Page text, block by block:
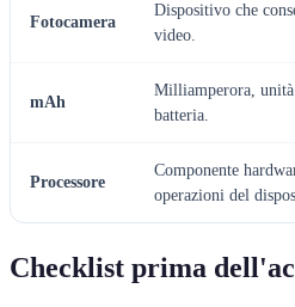
Fotocamera
Dispositivo che
video.
mAh
Milliamperora,
batteria.
Processore
Componente
operazioni del
Checklist prima